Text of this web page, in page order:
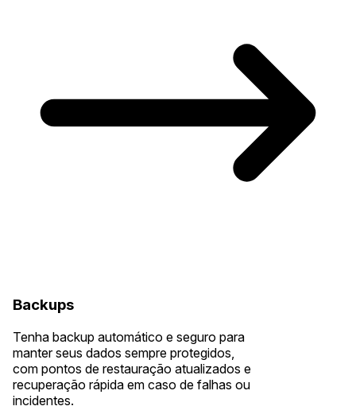
Backups
Tenha backup automático e seguro para
manter seus dados sempre protegidos,
com pontos de restauração atualizados e
recuperação rápida em caso de falhas ou
incidentes.